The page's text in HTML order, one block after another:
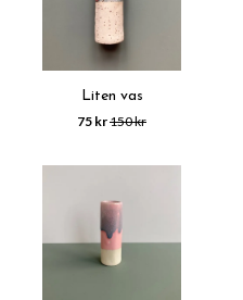
Liten vas
75 kr150 kr